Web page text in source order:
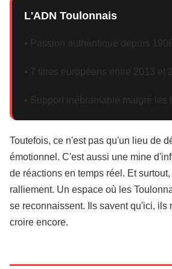
L'ADN Toulonnais
• Passion authentique depuis
• 7 titres européens entre 2013 et
• Support inébranlable malgré les
Toutefois, ce n'est pas qu'un lieu de
émotionnel. C'est aussi une mine
de réactions en temps réel. Et
ralliement. Un espace où les
se reconnaissent. Ils savent qu'ici, ils
croire encore.